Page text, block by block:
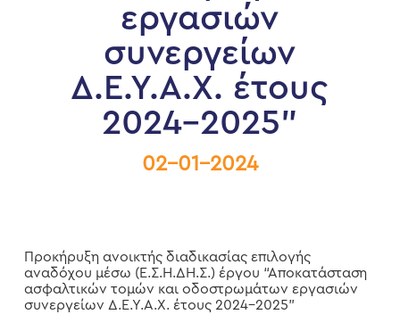
εργασιών
συνεργείων
Δ.Ε.Υ.Α.Χ. έτους
2024-2025”
02-01-2024
Προκήρυξη ανοικτής διαδικασίας επιλογής
αναδόχου μέσω (Ε.Σ.Η.ΔΗ.Σ.) έργου “Αποκατάσταση
ασφαλτικών τομών και οδοστρωμάτων εργασιών
συνεργείων Δ.Ε.Υ.Α.Χ. έτους 2024-2025”